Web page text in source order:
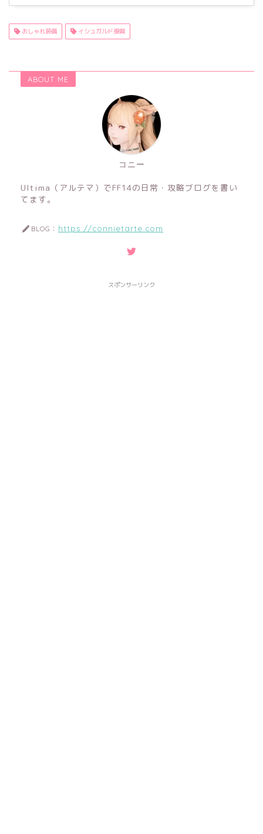
おしゃれ装備 イシュガルド復興
ABOUT ME
コニー
Ultima（アルテマ）でFF14の日常・攻略ブログを書い
てます。
BLOG： https://connietarte.com
スポンサーリンク